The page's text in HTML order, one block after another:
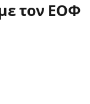
τον ΕΟΦ